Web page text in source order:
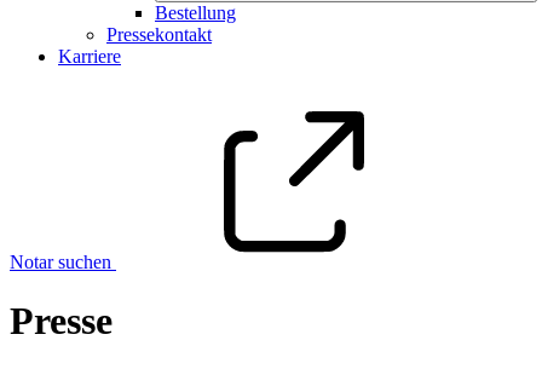
Bestellung
Pressekontakt
Karriere
Notar suchen
Presse